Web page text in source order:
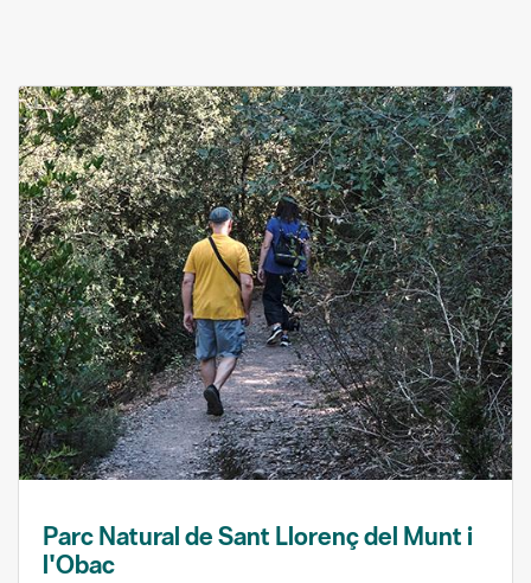
Parc Natural de Sant Llorenç del Munt i
l'Obac